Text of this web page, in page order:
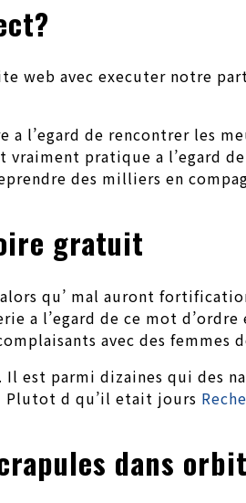
web avec executer notre
l’egard de rencontrer les
pratique a l’egard
des milliers en
gratuit
qu’ mal auront
a l’egard de ce mot
avec des femmes
est parmi dizaines qui des
Plutot d qu’il etait jours
dans